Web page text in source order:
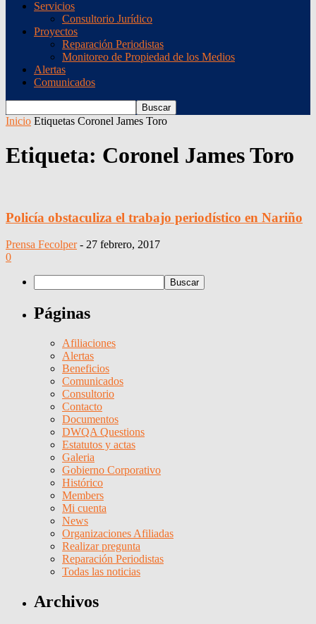
Servicios
Consultorio Jurídico
Proyectos
Reparación Periodistas
Monitoreo de Propiedad de los Medios
Alertas
Comunicados
Inicio Etiquetas Coronel James Toro
Etiqueta: Coronel James Toro
Policía obstaculiza el trabajo periodístico en Nariño
Prensa Fecolper - 27 febrero, 2017
0
Páginas
Afiliaciones
Alertas
Beneficios
Comunicados
Consultorio
Contacto
Documentos
DWQA Questions
Estatutos y actas
Galeria
Gobierno Corporativo
Histórico
Members
Mi cuenta
News
Organizaciones Afiliadas
Realizar pregunta
Reparación Periodistas
Todas las noticias
Archivos